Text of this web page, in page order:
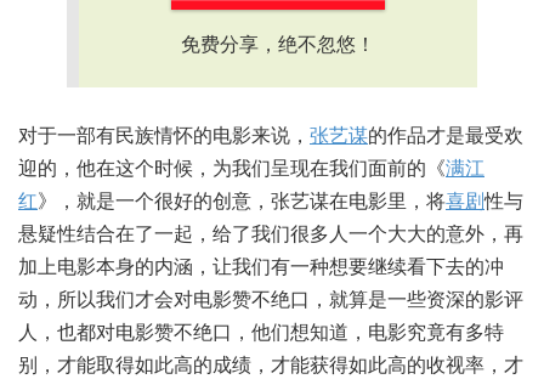
免费分享，绝不忽悠！
对于一部有民族情怀的电影来说， 张艺谋的作品才是最受欢
迎的，他在这个时候，为我们呈现在我们面前的《满江
红》，就是一个很好的创意，张艺谋在电影里，将喜剧性与
悬疑性结合在了一起，给了我们很多人一个大大的意外，再
加上电影本身的内涵，让我们有一种想要继续看下去的冲
动，所以我们才会对电影赞不绝口，就算是一些资深的影评
人，也都对电影赞不绝口，他们想知道，电影究竟有多特
别，才能取得如此高的成绩，才能获得如此高的收视率，才